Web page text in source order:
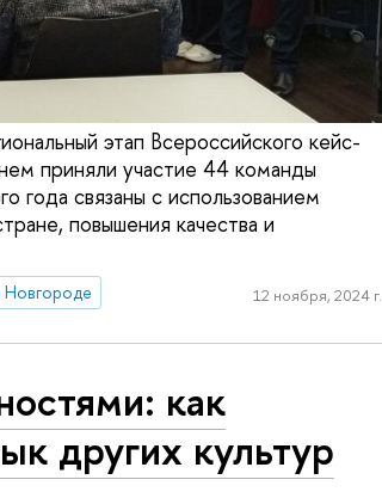
этап Всероссийского кейс-
приняли участие 44 команды
связаны с использованием
повышения качества и
12 ноября, 2024 г.
как
других культур